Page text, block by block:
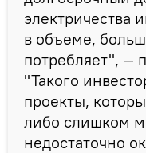
электричества
в объеме,
потребляет", —
"Такого
проекты,
либо слишком
недостаточно